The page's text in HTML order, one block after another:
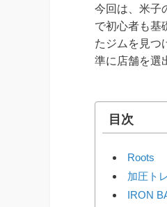
今回は、米子
で初心者も基
たジムを見つ
準に店舗を選
目次
Roots
加圧ト
IRON